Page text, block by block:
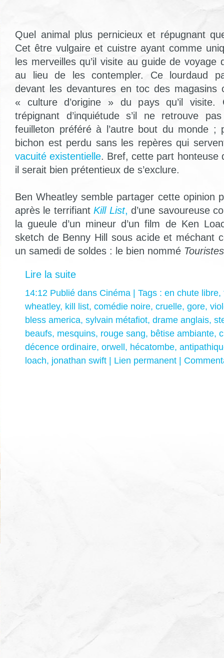
Quel animal plus pernicieux et répugnant
Cet être vulgaire et cuistre ayant comme
les merveilles qu’il visite au guide de voyage
au lieu de les contempler. Ce lourdaud
devant les devantures en toc des magasins
« culture d’origine » du pays qu’il visite.
trépignant d’inquiétude s’il ne retrouve
feuilleton préféré à l’autre bout du monde ;
bichon est perdu sans les repères qui
vacuité existentielle. Bref, cette part honteuse
il serait bien prétentieux de s’exclure.
Ben Wheatley semble partager cette opinion
après le terrifiantKill List, d’une savoureuse
la gueule d’un mineur d’un film de Ken
sketch de Benny Hill sous acide et méchant
un samedi de soldes : le bien nommé Touristes
Lire la suite
14:12 Publié dans Cinéma | Tags : en chute libre,
wheatley, kill list, comédie noire, cruelle, gore,
bless america, sylvain métafiot, drame anglais,
beaufs, mesquins, rouge sang, bêtise ambiante,
décence ordinaire, orwell, hécatombe,
loach, jonathan swift | Lien permanent |